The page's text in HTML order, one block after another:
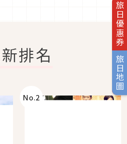
旅日優惠券
旅日地圖
排名
No.2